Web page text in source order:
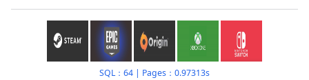
SQL：64 | Pages：0.97313s